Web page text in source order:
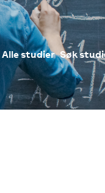
Alle studier Søk